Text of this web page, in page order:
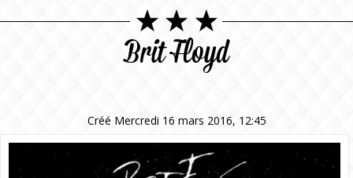
Brit Floyd
Créé Mercredi 16 mars 2016, 12:45